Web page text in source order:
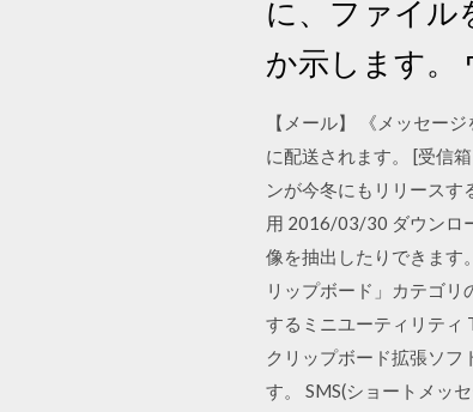
に、ファイル
か示します。
【メール】 《メッセー
に配送されます。 [受信
ンが今冬にもリリース
用 2016/03/30 ダウンロ
像を抽出したりできます
リップボード」カテゴ
するミニユーティリティ
クリップボード拡張ソフ
す。 SMS(ショートメッ